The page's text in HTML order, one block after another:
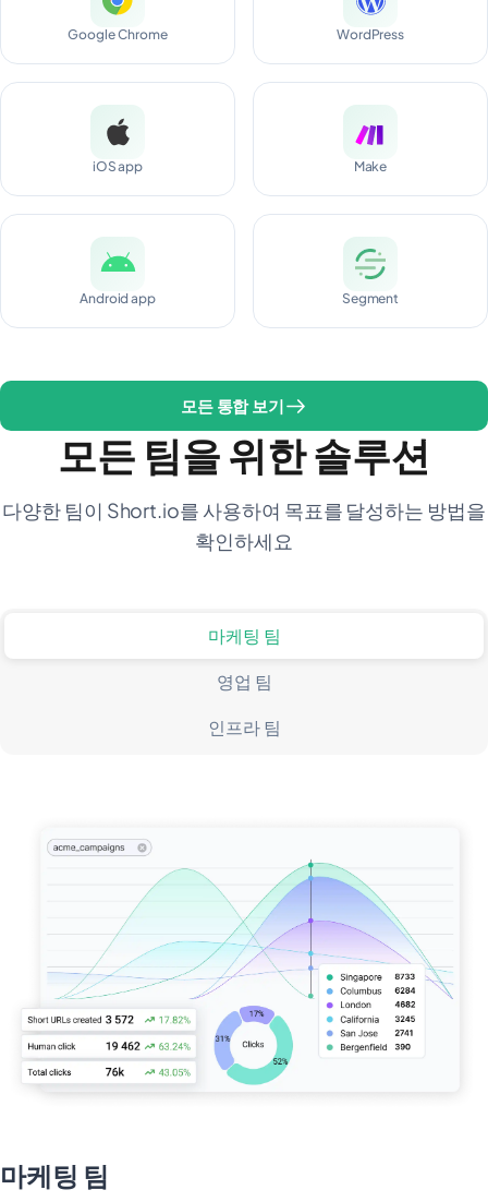
Google Chrome WordPress
iOS app Make
Android app Segment
모든 통합 보기
모든 팀을 위한 솔루션
다양한 팀이 Short.io를 사용하여 목표를 달성하는 방법을
확인하세요
마케팅 팀
영업 팀
인프라 팀
마케팅 팀